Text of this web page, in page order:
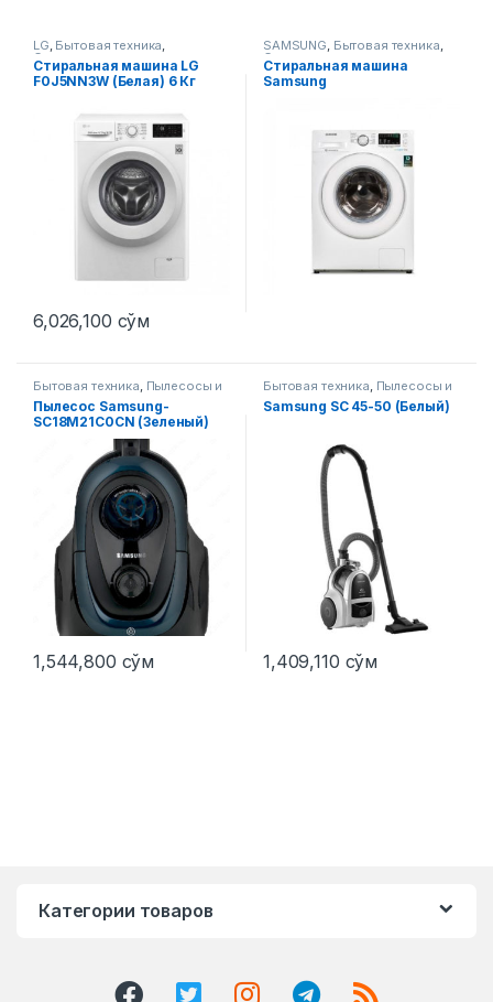
LG, Бытовая техника,
Стиральные машины
Стиральная машина LG
F0J5NN3W (Белая) 6 Кг
6,026,100 сўм
SAMSUNG, Бытовая техника,
Стиральные машины
Стиральная машина
Samsung
Бытовая техника, Пылесосы и
аксессуары
Пылесос Samsung-
SC18M21C0CN (Зеленый)
1,544,800 сўм
Бытовая техника, Пылесосы и
аксессуары
Samsung SC 45-50 (Белый)
1,409,110 сўм
Категории товаров